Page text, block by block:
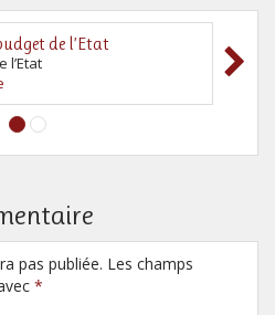
de l’Etat
l’Etat
pas publiée. Les champs
*